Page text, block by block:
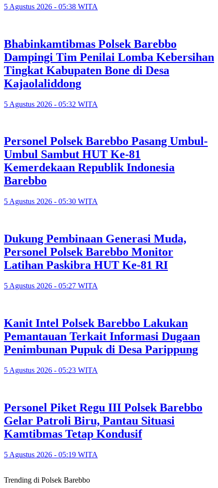
5 Agustus 2026 - 05:38 WITA
Bhabinkamtibmas Polsek Barebbo
Dampingi Tim Penilai Lomba Kebersihan
Tingkat Kabupaten Bone di Desa
Kajaolaliddong
5 Agustus 2026 - 05:32 WITA
Personel Polsek Barebbo Pasang Umbul-
Umbul Sambut HUT Ke-81
Kemerdekaan Republik Indonesia
Barebbo
5 Agustus 2026 - 05:30 WITA
Dukung Pembinaan Generasi Muda,
Personel Polsek Barebbo Monitor
Latihan Paskibra HUT Ke-81 RI
5 Agustus 2026 - 05:27 WITA
Kanit Intel Polsek Barebbo Lakukan
Pemantauan Terkait Informasi Dugaan
Penimbunan Pupuk di Desa Parippung
5 Agustus 2026 - 05:23 WITA
Personel Piket Regu III Polsek Barebbo
Gelar Patroli Biru, Pantau Situasi
Kamtibmas Tetap Kondusif
5 Agustus 2026 - 05:19 WITA
Trending di Polsek Barebbo